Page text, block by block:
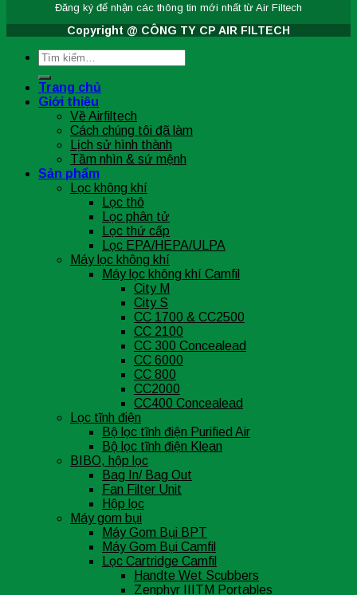
Đăng ký để nhận các thông tin mới nhất từ Air Filtech
Copyright @ CÔNG TY CP AIR FILTECH
Tìm
kiếm:
Trang chủ
Giới thiệu
Về Airfiltech
Cách chúng tôi đã làm
Lịch sử hình thành
Tầm nhìn & sứ mệnh
Sản phẩm
Lọc không khí
Lọc thô
Lọc phân tử
Lọc thứ cấp
Lọc EPA/HEPA/ULPA
Máy lọc không khí
Máy lọc không khí Camfil
City M
City S
CC 1700 & CC2500
CC 2100
CC 300 Concealead
CC 6000
CC 800
CC2000
CC400 Concealead
Lọc tĩnh điện
Bộ lọc tĩnh điện Purified Air
Bộ lọc tĩnh điện Klean
BIBO, hộp lọc
Bag In/ Bag Out
Fan Filter Unit
Hộp lọc
Máy gom bụi
Máy Gom Bụi BPT
Máy Gom Bụi Camfil
Lọc Cartridge Camfil
Handte Wet Scubbers
Zenphyr IIITM Portables